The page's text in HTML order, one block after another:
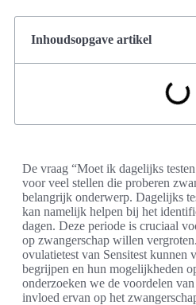
Inhoudsopgave artikel
De vraag “Moet ik dagelijks
voor veel stellen die proberen
belangrijk onderwerp. Dagelijks
kan namelijk helpen bij het
dagen. Deze periode is cruciaal
op zwangerschap willen
ovulatietest van Sensitest kunnen
begrijpen en hun mogelijkheden
onderzoeken we de voordelen
invloed ervan op het